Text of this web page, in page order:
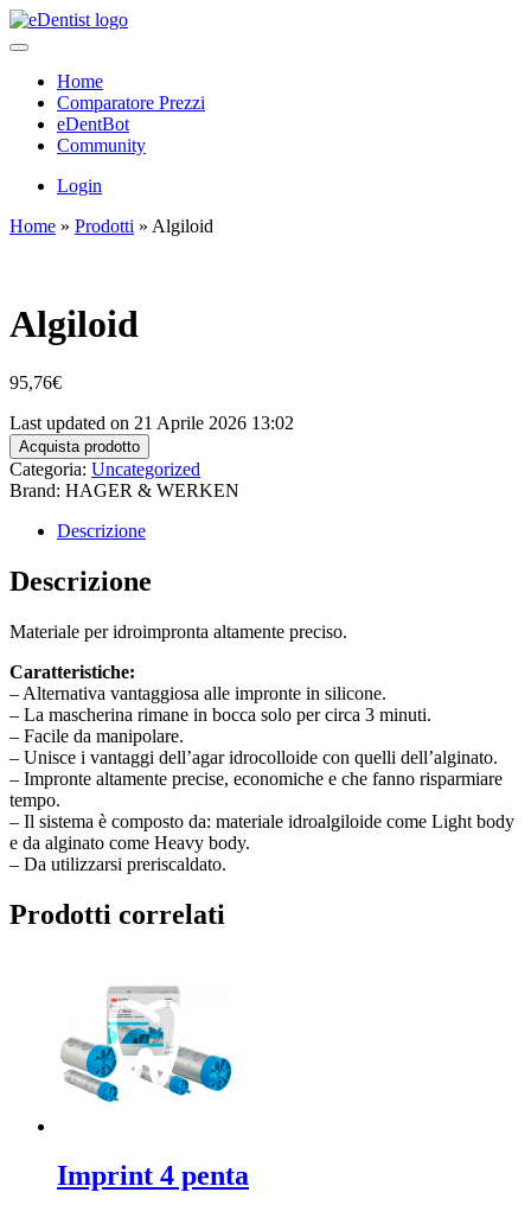
Home
Comparatore Prezzi
eDentBot
Community
Login
Home » Prodotti » Algiloid
Algiloid
95,76€
Last updated on 21 Aprile 2026 13:02
Acquista prodotto
Categoria: Uncategorized
Brand: HAGER & WERKEN
Descrizione
Descrizione
Materiale per idroimpronta altamente preciso.
Caratteristiche:
– Alternativa vantaggiosa alle impronte in silicone.
– La mascherina rimane in bocca solo per circa 3 minuti.
– Facile da manipolare.
– Unisce i vantaggi dell’agar idrocolloide con quelli dell’alginato.
– Impronte altamente precise, economiche e che fanno risparmiare
tempo.
– Il sistema è composto da: materiale idroalgiloide come Light body
e da alginato come Heavy body.
– Da utilizzarsi preriscaldato.
Prodotti correlati
Imprint 4 penta